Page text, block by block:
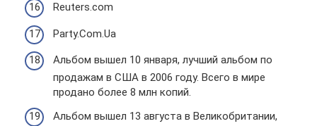
Reuters.com
Party.Com.Ua
Альбом вышел 10 января, лучший альбом по
продажам в США в 2006 году. Всего в мире
продано более 8 млн копий.
Альбом вышел 13 августа в Великобритании,